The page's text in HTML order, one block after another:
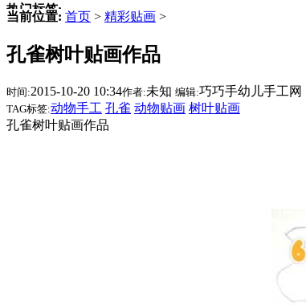
热门标签:
三角插折纸
雪人
动物手工
圣诞节手工
驯鹿
当前位置: 首页 > 精彩贴画 >
孔雀树叶贴画作品
时间:2015-10-20 10:34作者:未知 编辑:巧巧手幼儿手工网
TAG标签:动物手工 孔雀 动物贴画 树叶贴画
孔雀树叶贴画作品